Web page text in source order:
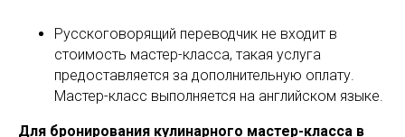
Русскоговорящий переводчик не входит в
стоимость мастер-класса, такая услуга
предоставляется за дополнительную оплату.
Мастер-класс выполняется на английском языке.
Для бронирования кулинарного мастер-класса в